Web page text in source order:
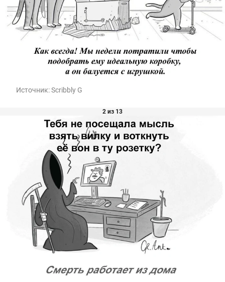
Источник:Scribbly G
2 из 13